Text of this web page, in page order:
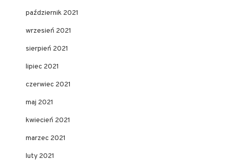
październik 2021
wrzesień 2021
sierpień 2021
lipiec 2021
czerwiec 2021
maj 2021
kwiecień 2021
marzec 2021
luty 2021